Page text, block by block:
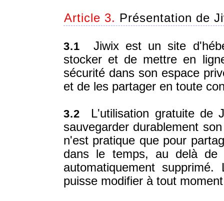
Article 3. Présentation de
3.1 Jiwix est un site
stocker et de mettre en
sécurité dans son espace
et de les partager en toute
3.2 L'utilisation gratuite de
sauvegarder durablement
n'est pratique que pour
dans le temps, au delà de
automatiquement
puisse modifier à tout